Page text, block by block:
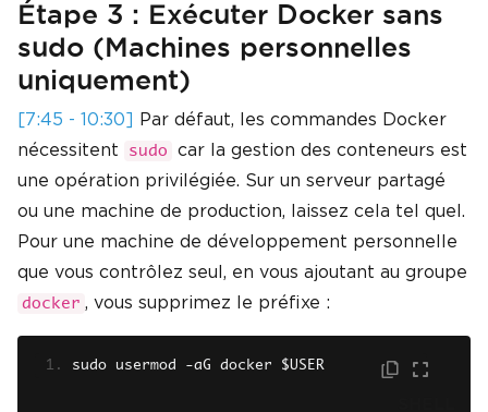
Étape 3 : Exécuter Docker sans
sudo (Machines personnelles
uniquement)
[7:45 - 10:30] Par défaut, les commandes Docker
nécessitent
sudo
car la gestion des conteneurs est
une opération privilégiée. Sur un serveur partagé
ou une machine de production, laissez cela tel quel.
Pour une machine de développement personnelle
que vous contrôlez seul, en vous ajoutant au groupe
docker , vous supprimez le préfixe :
sudo usermod -aG docker $USER